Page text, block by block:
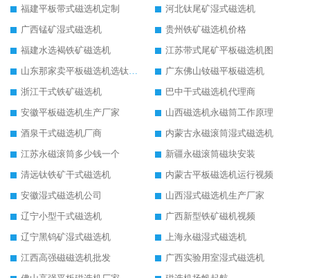
福建平板带式磁选机定制
河北钛尾矿湿式磁选机
广西锰矿湿式磁选机
贵州铁矿磁选机价格
福建水选褐铁矿磁选机
江苏带式尾矿平板磁选机图
山东那家卖平板磁选机选钛矿用
广东佛山钕磁平板磁选机
浙江干式铁矿磁选机
巴中干式磁选机代理商
安徽平板磁选机生产厂家
山西磁选机永磁筒工作原理
酒泉干式磁选机厂商
内蒙古永磁滚筒湿式磁选机
江苏永磁滚筒多少钱一个
新疆永磁滚筒磁块安装
清远钛铁矿干式磁选机
内蒙古平板磁选机运行视频
安徽湿式磁选机公司
山西湿式磁选机生产厂家
辽宁小型干式磁选机
广西新型铁矿磁机视频
辽宁黑钨矿湿式磁选机
上海永磁湿式磁选机
江西高强磁磁选机批发
广西实验用室湿式磁选机